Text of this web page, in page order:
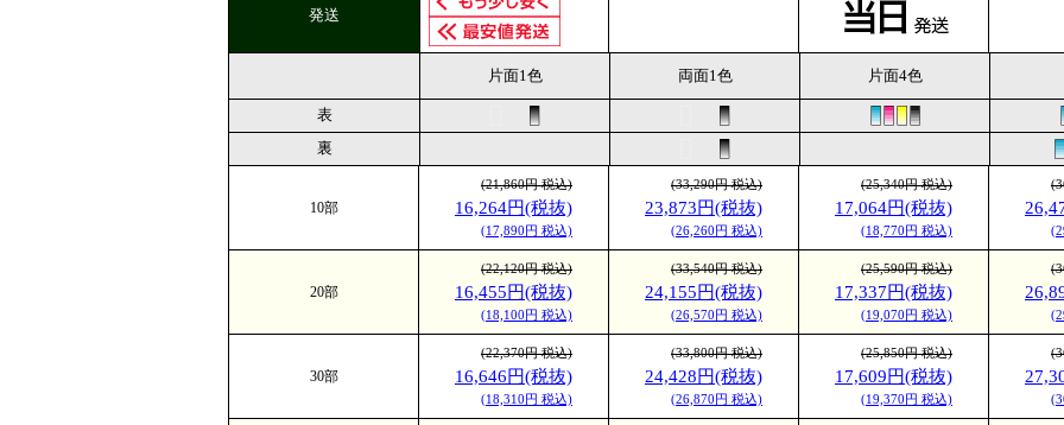
10部
(21,860円 税込)
16,264円(税抜)
(17,890円 税込)
(33,290円 税込)
23,873円(税抜)
(26,260円 税込)
(25,340円 税込)
17,064円(税抜)
(18,770円 税込)
20部
(22,120円 税込)
16,455円(税抜)
(18,100円 税込)
(33,540円 税込)
24,155円(税抜)
(26,570円 税込)
(25,590円 税込)
17,337円(税抜)
(19,070円 税込)
30部
(22,370円 税込)
16,646円(税抜)
(18,310円 税込)
(33,800円 税込)
24,428円(税抜)
(26,870円 税込)
(25,850円 税込)
17,609円(税抜)
(19,370円 税込)
発送
片面1色 両面1色 片面4色
表
裏